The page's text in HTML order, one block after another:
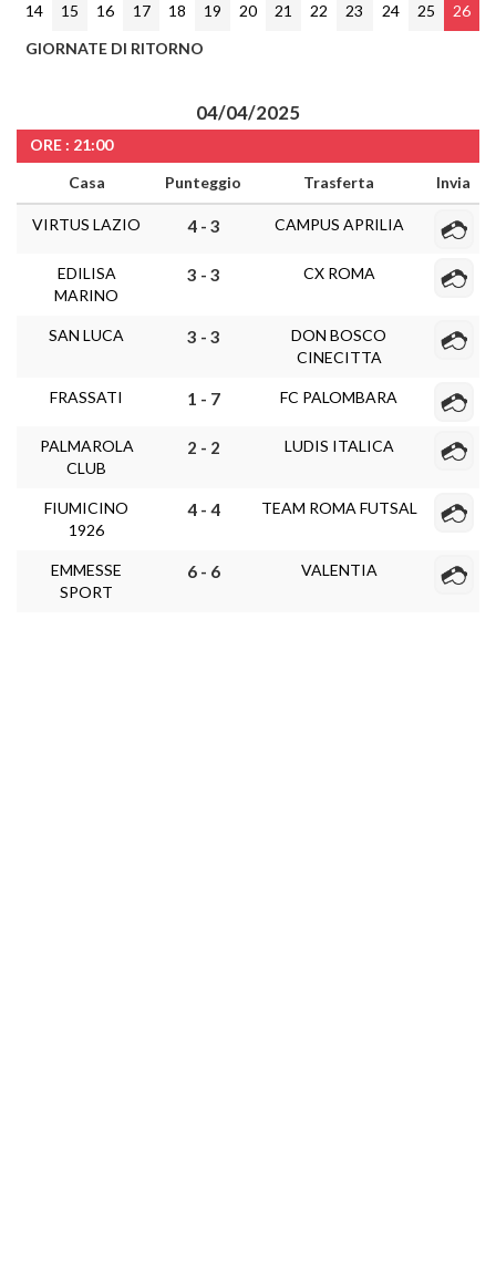
14 15 16 17 18 19 20 21 22 23 24 25
26
GIORNATE DI RITORNO
04/04/2025
ORE : 21:00
Casa
Punteggio Trasferta Invia
VIRTUS LAZIO 4 - 3 CAMPUS APRILIA
EDILISA
MARINO
3 - 3 CX ROMA
SAN LUCA 3 - 3
DON BOSCO
CINECITTA
FRASSATI 1 - 7 FC PALOMBARA
PALMAROLA
CLUB
2 - 2 LUDIS ITALICA
FIUMICINO
1926
4 - 4 TEAM ROMA FUTSAL
EMMESSE
SPORT
6 - 6 VALENTIA